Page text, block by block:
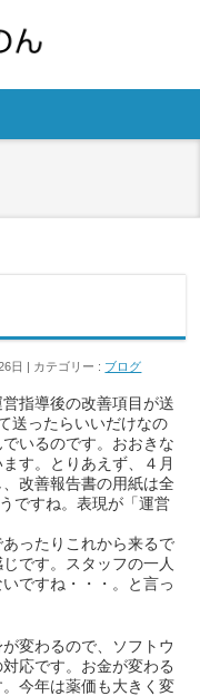
０
日 カテゴリー : ブログ
指導後の改善項目が送
送ったらいいだけなの
いるのです。おおきな
す。とりあえず、４月
改善報告書の用紙は全
ですね。表現が「運営
ったりこれから来るで
です。スタッフの一人
ですね・・・。と言っ
変わるので、ソフトウ
応です。お金が変わる
今年は薬価も大きく変